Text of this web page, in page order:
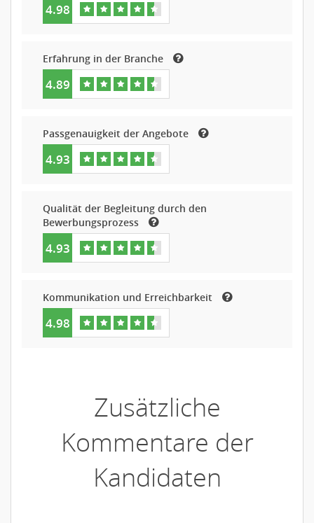
4.98
Erfahrung in der Branche
4.89
Passgenauigkeit der Angebote
4.93
Qualität der Begleitung durch den
Bewerbungsprozess
4.93
Kommunikation und Erreichbarkeit
4.98
Zusätzliche
Kommentare der
Kandidaten